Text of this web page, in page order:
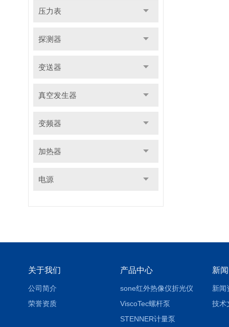
压力表
探测器
变送器
真空发生器
变频器
加热器
电源
关于我们
公司简介
荣誉资质
产品中心
sone红外热像仪折光仪
ViscoTec螺杆泵
STENNER计量泵
新
新闻
技术